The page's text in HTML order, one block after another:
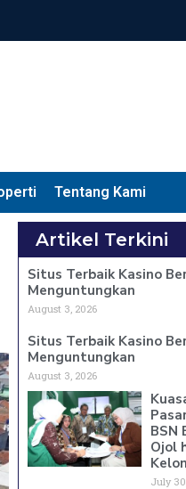
Tentang Kami
Artikel Terkini
Situs Terbaik Kasino
Menguntungkan
August 3, 2026
Situs Terbaik Kasino
Menguntungkan
August 3, 2026
BSN
Ojol
July